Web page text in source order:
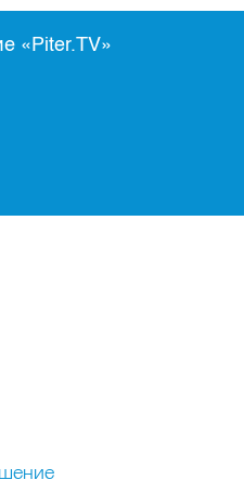
«Piter.TV»